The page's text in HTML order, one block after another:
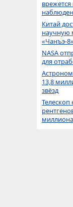
Китай
научную
«Чанъэ-8»
NASA
для
13,8
звёзд
Телескоп